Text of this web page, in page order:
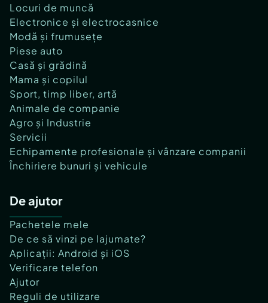
Locuri de muncă
Electronice și electrocasnice
Modă și frumusețe
Piese auto
Casă și grădină
Mama și copilul
Sport, timp liber, artă
Animale de companie
Agro și Industrie
Servicii
Echipamente profesionale și vânzare companii
Închiriere bunuri și vehicule
De ajutor
Pachetele mele
De ce să vinzi pe lajumate?
Aplicații: Android și iOS
Verificare telefon
Ajutor
Reguli de utilizare